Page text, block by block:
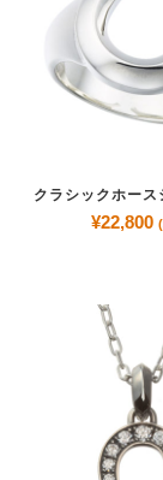
クラシックホー
¥22,800